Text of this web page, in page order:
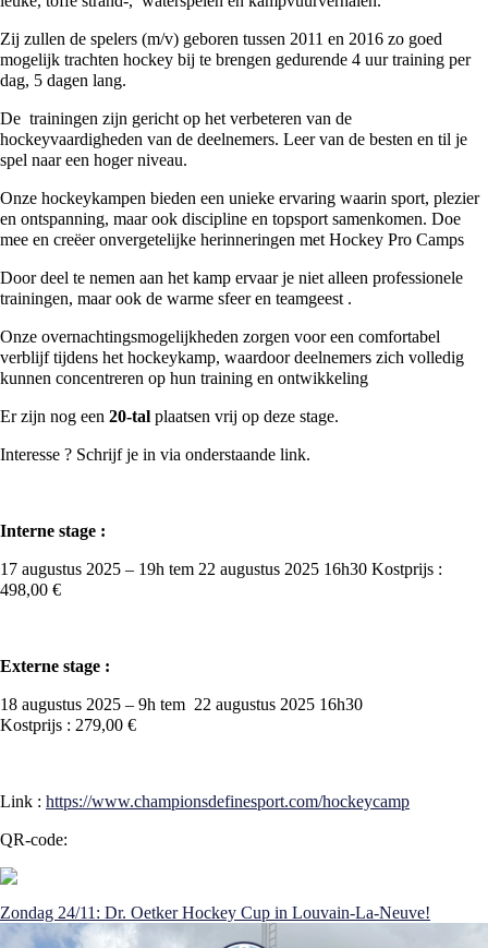
Zij zullen de spelers (m/v) geboren tussen 2011 en 2016 zo goed
mogelijk trachten hockey bij te brengen gedurende 4 uur training per
dag, 5 dagen lang.
De trainingen zijn gericht op het verbeteren van de
hockeyvaardigheden van de deelnemers. Leer van de besten en til je
spel naar een hoger niveau.
Onze hockeykampen bieden een unieke ervaring waarin sport, plezier
en ontspanning, maar ook discipline en topsport samenkomen. Doe
mee en creëer onvergetelijke herinneringen met Hockey Pro Camps
Door deel te nemen aan het kamp ervaar je niet alleen professionele
trainingen, maar ook de warme sfeer en teamgeest .
Onze overnachtingsmogelijkheden zorgen voor een comfortabel
verblijf tijdens het hockeykamp, waardoor deelnemers zich volledig
kunnen concentreren op hun training en ontwikkeling
Er zijn nog een 20-tal plaatsen vrij op deze stage.
Interesse ? Schrijf je in via onderstaande link.
Interne stage :
17 augustus 2025 – 19h tem 22 augustus 2025 16h30 Kostprijs :
498,00 €
Externe stage :
18 augustus 2025 – 9h tem 22 augustus 2025 16h30
Kostprijs : 279,00 €
Link : https://www.championsdefinesport.com/hockeycamp
QR-code:
Zondag 24/11: Dr. Oetker Hockey Cup in Louvain-La-Neuve!